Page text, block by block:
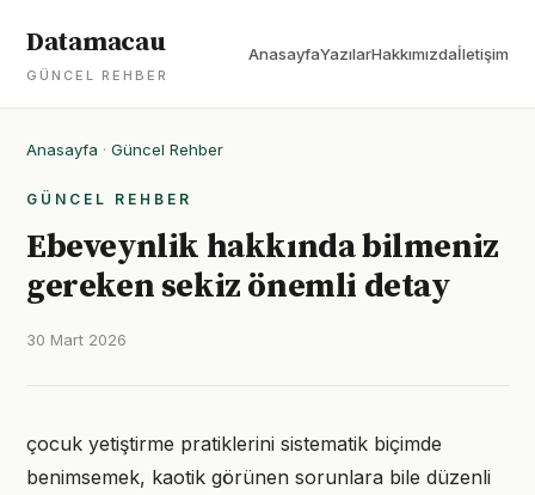
Datamacau
GÜNCEL REHBER
AnasayfaYazılarHakkımızdaİletişim
Anasayfa · Güncel Rehber
GÜNCEL REHBER
Ebeveynlik hakkında bilmeniz
gereken sekiz önemli detay
30 Mart 2026
çocuk yetiştirme pratiklerini sistematik biçimde
benimsemek, kaotik görünen sorunlara bile düzenli